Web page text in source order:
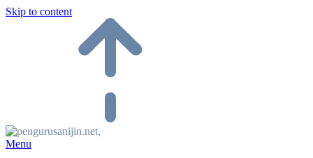
Skip to content
Menu